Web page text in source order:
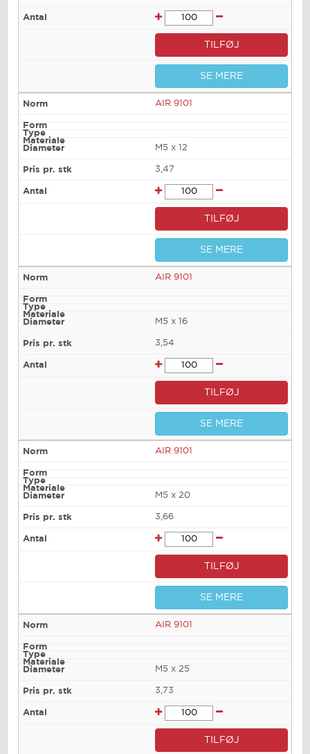
TILFØJ
SE MERE
AIR 9101
M5 x 12
3,47
TILFØJ
SE MERE
AIR 9101
M5 x 16
3,54
TILFØJ
SE MERE
AIR 9101
M5 x 20
3,66
TILFØJ
SE MERE
AIR 9101
M5 x 25
3,73
TILFØJ